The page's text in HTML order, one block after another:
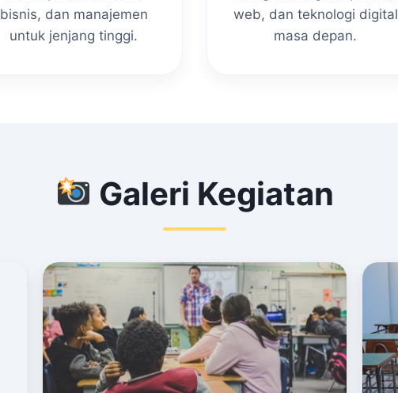
bisnis, dan manajemen
untuk jenjang tinggi.
web, dan teknologi digital
masa depan.
Galeri Kegiatan